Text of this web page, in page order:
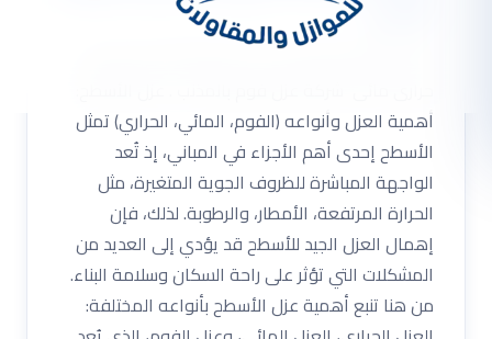
أهمية العزل وأنواعه (الفوم، المائي، الحراري) تمثل
الأسطح إحدى أهم الأجزاء في المباني، إذ تُعد
الواجهة المباشرة للظروف الجوية المتغيرة، مثل
الحرارة المرتفعة، الأمطار، والرطوبة. لذلك، فإن
إهمال العزل الجيد للأسطح قد يؤدي إلى العديد من
المشكلات التي تؤثر على راحة السكان وسلامة البناء.
من هنا تنبع أهمية عزل الأسطح بأنواعه المختلفة: